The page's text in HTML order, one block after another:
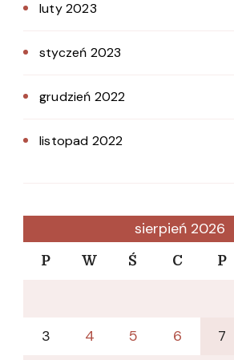
luty 2023
styczeń 2023
grudzień 2022
listopad 2022
sierpień 2026
P W Ś C P
3
4 5 6 7